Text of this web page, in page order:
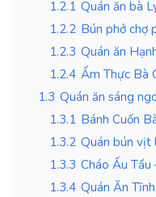
1.2.1 Quán ăn bà
1.2.2 Bún phở chợ
1.2.3 Quán ăn
1.2.4 Ẩm Thực Bà
1.3 Quán ăn sáng
1.3.1 Bánh Cuốn
1.3.2 Quán bún vịt
1.3.3 Cháo Ấu Tẩu
1.3.4 Quán Ăn